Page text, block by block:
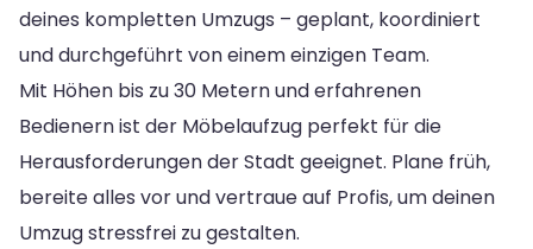
deines kompletten Umzugs – geplant, koordiniert
und durchgeführt von einem einzigen Team.
Mit Höhen bis zu 30 Metern und erfahrenen
Bedienern ist der Möbelaufzug perfekt für die
Herausforderungen der Stadt geeignet. Plane früh,
bereite alles vor und vertraue auf Profis, um deinen
Umzug stressfrei zu gestalten.